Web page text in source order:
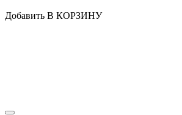
Добавить В КОРЗИНУ